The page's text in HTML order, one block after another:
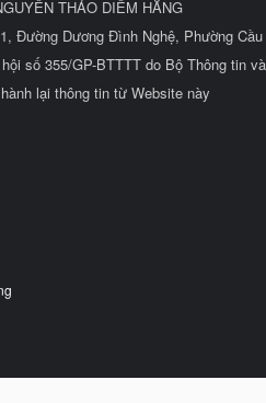
THẢO DIỄM HẰNG
Đường Dương Đình Nghệ, Phường
số 355/GP-BTTTT do Bộ Thông tin
lại thông tin từ Website này